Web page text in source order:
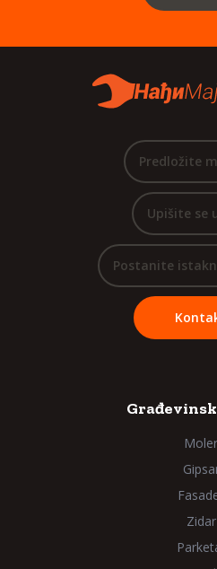
Predložite
Upišite se
Postanite
Moler
Zidar